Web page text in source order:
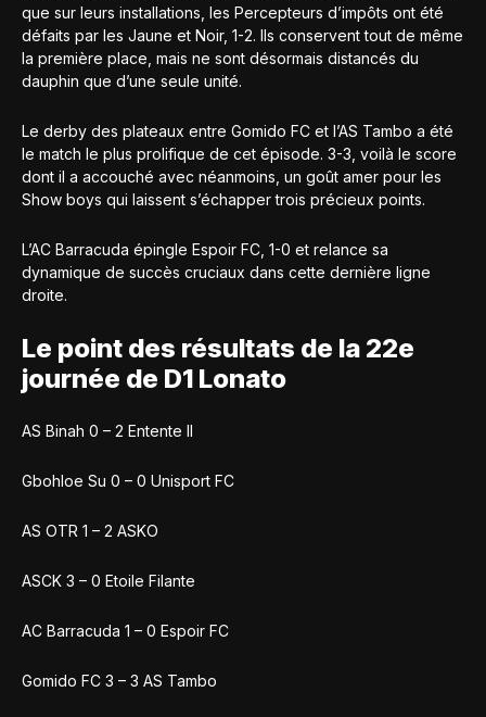
que sur leurs installations, les Percepteurs d’impôts ont été
défaits par les Jaune et Noir, 1-2. Ils conservent tout de même
la première place, mais ne sont désormais distancés du
dauphin que d’une seule unité.
Le derby des plateaux entre Gomido FC et l’AS Tambo a été
le match le plus prolifique de cet épisode. 3-3, voilà le score
dont il a accouché avec néanmoins, un goût amer pour les
Show boys qui laissent s’échapper trois précieux points.
L’AC Barracuda épingle Espoir FC, 1-0 et relance sa
dynamique de succès cruciaux dans cette dernière ligne
droite.
Le point des résultats de la 22e
journée de D1 Lonato
AS Binah 0 – 2 Entente II
Gbohloe Su 0 – 0 Unisport FC
AS OTR 1 – 2 ASKO
ASCK 3 – 0 Etoile Filante
AC Barracuda 1 – 0 Espoir FC
Gomido FC 3 – 3 AS Tambo